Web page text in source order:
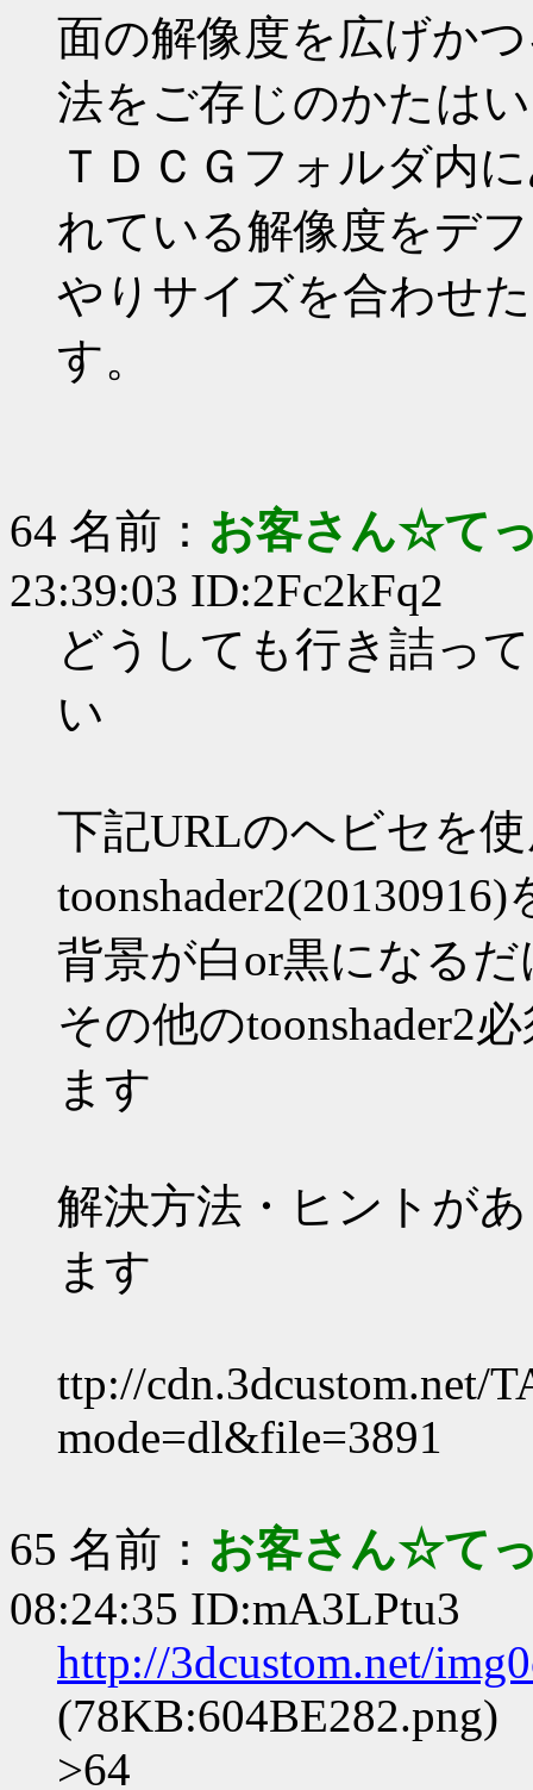
面の解像度を広げか
法をご存じのかたは
ＴＤＣＧフォルダ内
れている解像度をデ
やりサイズを合わせ
す。
64 名前： お客さん☆て
23:39:03 ID:2Fc2kFq2
どうしても行き詰っ
い
下記URLのヘビセを
背景が白or黒になる
その他のtoonshader2
ます
解決方法・ヒントが
ます
ttp://cdn.3dcustom.net/
mode=dl&file=3891
65 名前： お客さん☆て
08:24:35 ID:mA3LPtu3
http://3dcustom.net/
(78KB:604BE282.png)
>64